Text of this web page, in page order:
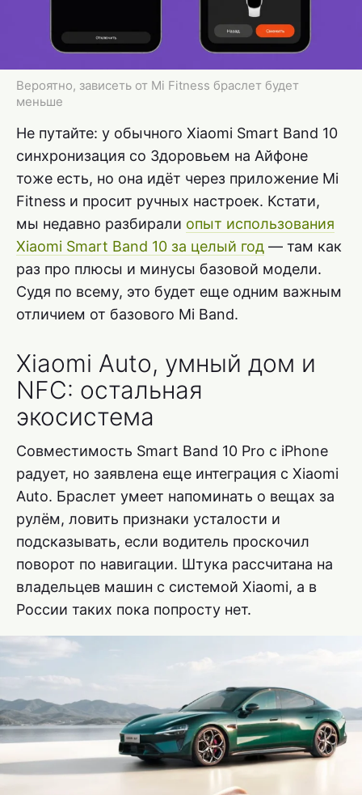
Вероятно, зависеть от Mi Fitness браслет будет
меньше
Не путайте: у обычного Xiaomi Smart Band 10
синхронизация со Здоровьем на Айфоне
тоже есть, но она идёт через приложение Mi
Fitness и просит ручных настроек. Кстати,
мы недавно разбирали опыт использования
Xiaomi Smart Band 10 за целый год — там как
раз про плюсы и минусы базовой модели.
Судя по всему, это будет еще одним важным
отличием от базового Mi Band.
Xiaomi Auto, умный дом и
NFC: остальная
экосистема
Совместимость Smart Band 10 Pro с iPhone
радует, но заявлена еще интеграция с Xiaomi
Auto. Браслет умеет напоминать о вещах за
рулём, ловить признаки усталости и
подсказывать, если водитель проскочил
поворот по навигации. Штука рассчитана на
владельцев машин с системой Xiaomi, а в
России таких пока попросту нет.